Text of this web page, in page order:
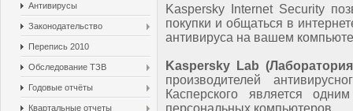
Антивирусы
Законодательство
Перепись 2010
Обследование ТЗВ
Годовые отчёты
Квартальные отчеты
Kaspersky Internet Security
покупки и общаться в
антивируса на вашем
Kaspersky Lab
производителей
Касперского является
персональных компьютеров.